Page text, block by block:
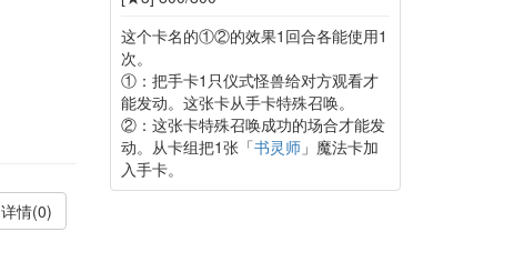
详情(0)
这个卡名的①②的效果1回合各能使用1
次。
①：把手卡1只仪式怪兽给对方观看才
能发动。这张卡从手卡特殊召唤。
②：这张卡特殊召唤成功的场合才能发
动。从卡组把1张「书灵师 」魔法卡加
入手卡。